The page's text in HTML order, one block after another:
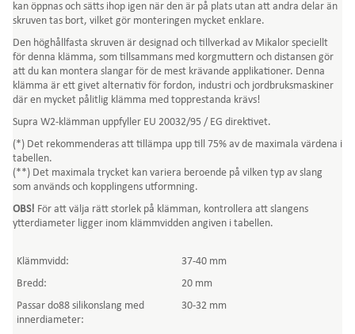
kan öppnas och sätts ihop igen när den är på plats utan att andra delar än
skruven tas bort, vilket gör monteringen mycket enklare.
Den höghållfasta skruven är designad och tillverkad av Mikalor speciellt
för denna klämma, som tillsammans med korgmuttern och distansen gör
att du kan montera slangar för de mest krävande applikationer. Denna
klämma är ett givet alternativ för fordon, industri och jordbruksmaskiner
där en mycket pålitlig klämma med topprestanda krävs!
Supra W2-klämman uppfyller EU 20032/95 / EG direktivet.
(*) Det rekommenderas att tillämpa upp till 75% av de maximala värdena i
tabellen.
(**) Det maximala trycket kan variera beroende på vilken typ av slang
som används och kopplingens utformning.
OBS! För att välja rätt storlek på klämman, kontrollera att slangens
ytterdiameter ligger inom klämmvidden angiven i tabellen.
Klämmvidd:
37-40 mm
Bredd:
20 mm
Passar do88 silikonslang med
innerdiameter:
30-32 mm